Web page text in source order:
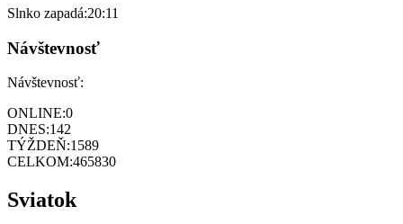
Slnko zapadá:20:11
Návštevnosť
Návštevnosť:
ONLINE:0
DNES:142
TÝŽDEŇ:1589
CELKOM:465830
Sviatok